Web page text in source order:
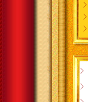
ꁕ
ꁕ
ꁕ
ꁕ
ꁕ